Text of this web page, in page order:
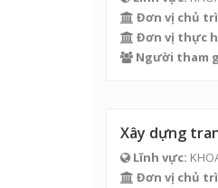
Đơn vị chủ
Đơn vị thực
Người tham
Xây dựng
Lĩnh vực:
Đơn vị chủ